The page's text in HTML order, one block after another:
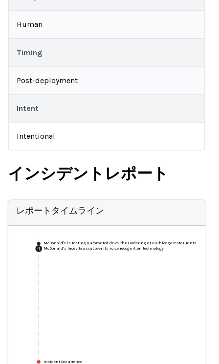
Human
Timing
Post-deployment
Intent
Intentional
インシデントレポート
レポートタイムライン
McDonald's is testing automated drive-thru ordering at 10 Chicago restaurants
+1 McDonald’s faces lawsuit over its voice recognition technology
Incident Occurrence